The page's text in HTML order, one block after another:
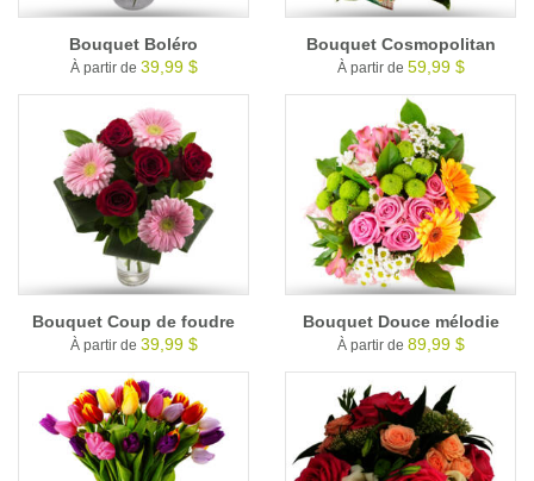
Bouquet Boléro
À partir de 39,99 $
Bouquet Cosmopolitan
À partir de 59,99 $
Bouquet Coup de foudre
À partir de 39,99 $
Bouquet Douce mélodie
À partir de 89,99 $